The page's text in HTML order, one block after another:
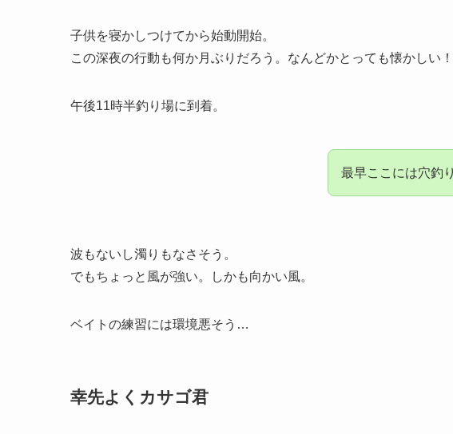
子供を寝かしつけてから始動開始。
この深夜の行動も何か月ぶりだろう。なんどかとっても懐かしい
午後11時半釣り場に到着。
最早ここには穴釣
波もないし濁りもなさそう。
でもちょっと風が強い。しかも向かい風。
ベイトの練習には環境悪そう…
幸先よくカサゴ君